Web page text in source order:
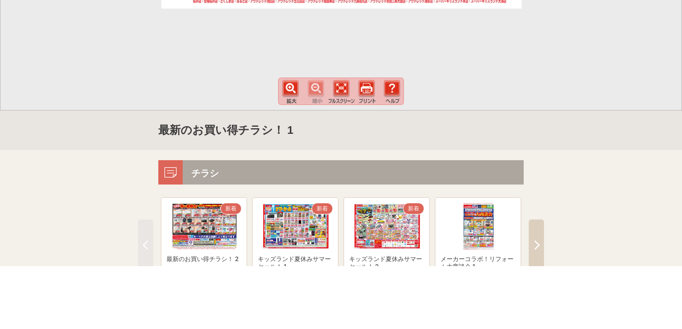
最新のお買い得チラシ！ 1
チラシ
最新のお買い得チラシ！ 2
新着
キッズランド夏休みサマー
セール！ 1
新着
キッズランド夏休みサマー
セール！ 2
新着
メーカーコラボ！リフォー
ム大商談会 1
ム大商談会 2